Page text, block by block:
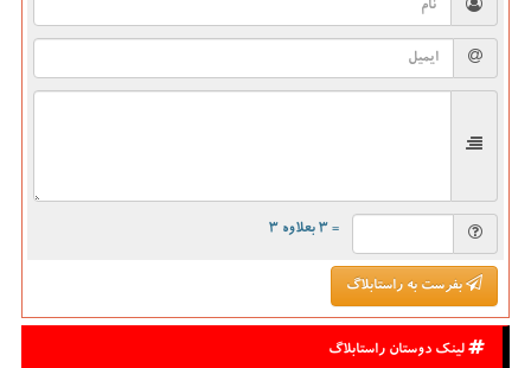
= ۳ بعلاوه ۳
بفرست به راستابلاگ
لینک دوستان راستابلاگ